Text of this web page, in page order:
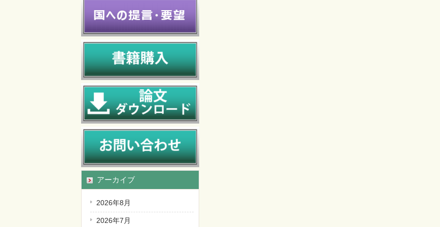
アーカイブ
2026年8月
2026年7月